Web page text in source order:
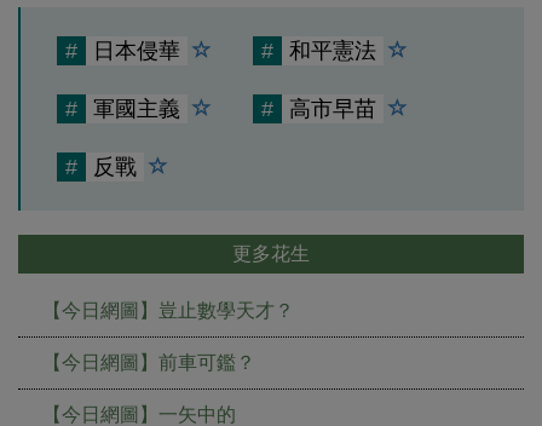
# 日本侵華 # 和平憲法
# 軍國主義 # 高市早苗
# 反戰
更多花生
【今日網圖】豈止數學天才？
【今日網圖】前車可鑑？
【今日網圖】一矢中的